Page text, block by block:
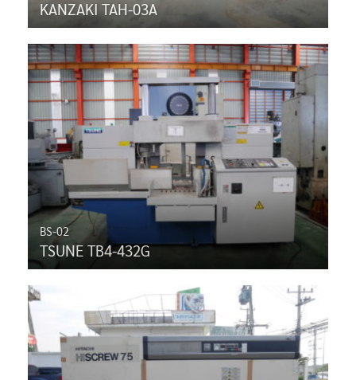
KANZAKI TAH-03A
BS-02
TSUNE TB4-432G